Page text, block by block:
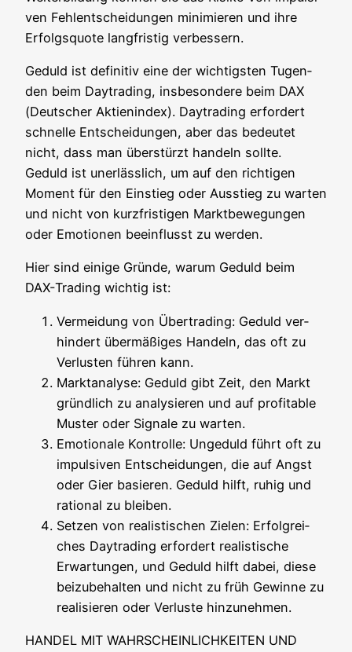
ven Fehl­ent­schei­dun­gen mini­mie­ren und ihre
Erfolgs­quo­te lang­fris­tig verbessern.
Geduld ist defi­ni­tiv eine der wich­tigs­ten Tugen­
den beim Day­tra­ding, ins­be­son­de­re beim DAX
(Deut­scher Akti­en­in­dex). Day­tra­ding erfor­dert
schnel­le Ent­schei­dun­gen, aber das bedeu­tet
nicht, dass man über­stürzt han­deln soll­te.
Geduld ist uner­läss­lich, um auf den rich­ti­gen
Moment für den Ein­stieg oder Aus­stieg zu war­ten
und nicht von kurz­fris­ti­gen Markt­be­we­gun­gen
oder Emo­tio­nen beein­flusst zu werden.
Hier sind eini­ge Grün­de, war­um Geduld beim
DAX-Tra­ding wich­tig ist:
Ver­mei­dung von Über­tra­ding: Geduld ver­
hin­dert über­mä­ßi­ges Han­deln, das oft zu
Ver­lus­ten füh­ren kann.
Markt­ana­ly­se: Geduld gibt Zeit, den Markt
gründ­lich zu ana­ly­sie­ren und auf pro­fi­ta­ble
Mus­ter oder Signa­le zu warten.
Emo­tio­na­le Kon­trol­le: Unge­duld führt oft zu
impul­si­ven Ent­schei­dun­gen, die auf Angst
oder Gier basie­ren. Geduld hilft, ruhig und
ratio­nal zu bleiben.
Set­zen von rea­lis­ti­schen Zie­len: Erfolg­rei­
ches Day­tra­ding erfor­dert rea­lis­ti­sche
Erwar­tun­gen, und Geduld hilft dabei, die­se
bei­zu­be­hal­ten und nicht zu früh Gewin­ne zu
rea­li­sie­ren oder Ver­lus­te hinzunehmen.
HANDEL MIT WAHRSCHEINLICHKEITEN UND